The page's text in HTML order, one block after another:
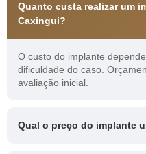
Quanto custa realizar um
Caxingui?
O custo do implante
dificuldade do caso.
avaliação inicial.
Qual o preço do implante